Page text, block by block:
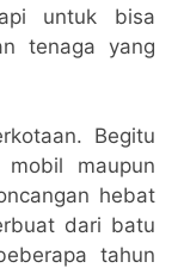
untuk bisa
tenaga yang
Begitu
mobil maupun
hebat
dari batu
tahun